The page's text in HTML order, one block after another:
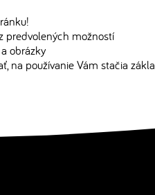
predvolených možností
obrázky
na používanie Vám stačia